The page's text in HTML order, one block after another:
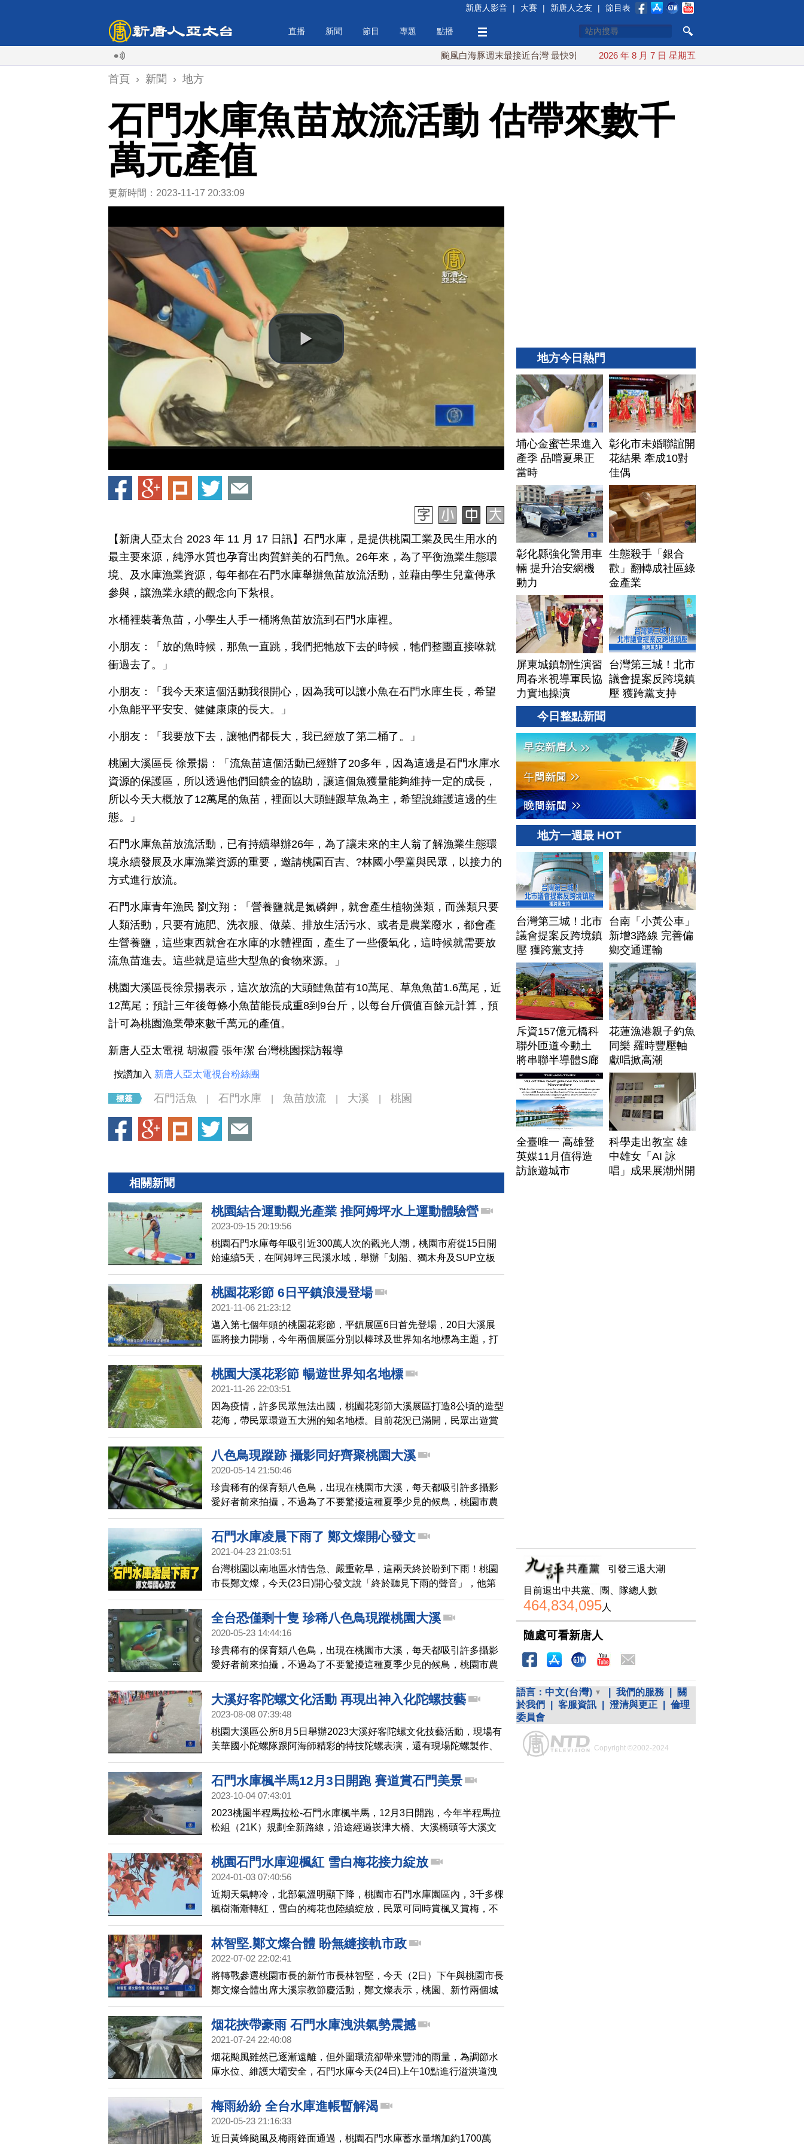
新唐人影音 | 大賽 | 新唐人之友 | 節目表
直播 新聞 節目 專題 點播
颱風白海豚週末最接近台灣 最快9日可能登陸中國 台灣漢光首結合城鎮演習 AIT連續發文讚「韌
2026 年 8 月 7 日 星期五
首頁 › 新聞 › 地方
石門水庫魚苗放流活動 估帶來數千
萬元產值
更新時間：2023-11-17 20:33:09
【新唐人亞太台 2023 年 11 月 17 日訊】石門水庫，是提供桃園工業及民生用水的
最主要來源，純淨水質也孕育出肉質鮮美的石門魚。26年來，為了平衡漁業生態環
境、及水庫漁業資源，每年都在石門水庫舉辦魚苗放流活動，並藉由學生兒童傳承
參與，讓漁業永續的觀念向下紮根。
水桶裡裝著魚苗，小學生人手一桶將魚苗放流到石門水庫裡。
小朋友：「放的魚時候，那魚一直跳，我們把牠放下去的時候，牠們整團直接咻就
衝過去了。」
小朋友：「我今天來這個活動我很開心，因為我可以讓小魚在石門水庫生長，希望
小魚能平平安安、健健康康的長大。」
小朋友：「我要放下去，讓牠們都長大，我已經放了第二桶了。」
桃園大溪區長 徐景揚：「流魚苗這個活動已經辦了20多年，因為這邊是石門水庫水
資源的保護區，所以透過他們回饋金的協助，讓這個魚獲量能夠維持一定的成長，
所以今天大概放了12萬尾的魚苗，裡面以大頭鰱跟草魚為主，希望說維護這邊的生
態。」
石門水庫魚苗放流活動，已有持續舉辦26年，為了讓未來的主人翁了解漁業生態環
境永續發展及水庫漁業資源的重要，邀請桃園百吉、?林國小學童與民眾，以接力的
方式進行放流。
石門水庫青年漁民 劉文翔：「營養鹽就是氮磷鉀，就會產生植物藻類，而藻類只要
人類活動，只要有施肥、洗衣服、做菜、排放生活污水、或者是農業廢水，都會產
生營養鹽，這些東西就會在水庫的水體裡面，產生了一些優氧化，這時候就需要放
流魚苗進去。這些就是這些大型魚的食物來源。」
桃園大溪區長徐景揚表示，這次放流的大頭鰱魚苗有10萬尾、草魚魚苗1.6萬尾，近
12萬尾；預計三年後每條小魚苗能長成重8到9台斤，以每台斤價值百餘元計算，預
計可為桃園漁業帶來數千萬元的產值。
新唐人亞太電視 胡淑霞 張年潔 台灣桃園採訪報導
按讚加入 新唐人亞太電視台粉絲團
石門活魚 石門水庫 魚苗放流 大溪 桃園
相關新聞
桃園結合運動觀光產業 推阿姆坪水上運動體驗營
2023-09-15 20:19:56
桃園石門水庫每年吸引近300萬人次的觀光人潮，桃園市府從15日開
始連續5天，在阿姆坪三民溪水域，舉辦「划船、獨木舟及SUP立板
划槳體驗營」，藉由體驗活動結合龍潭、大溪、石門周邊的觀光資
源，也讓民眾更瞭解正確的水域安全知識。
桃園花彩節 6日平鎮浪漫登場
2021-11-06 21:23:12
邁入第七個年頭的桃園花彩節，平鎮展區6日首先登場，20日大溪展
區將接力開場，今年兩個展區分別以棒球及世界知名地標為主題，打
造美麗繽紛的桃園花彩節。
桃園大溪花彩節 暢遊世界知名地標
2021-11-26 22:03:51
因為疫情，許多民眾無法出國，桃園花彩節大溪展區打造8公頃的造型
花海，帶民眾環遊五大洲的知名地標。目前花況已滿開，民眾出遊賞
花，可把握這個假日。
八色鳥現蹤跡 攝影同好齊聚桃園大溪
2020-05-14 21:50:46
珍貴稀有的保育類八色鳥，出現在桃園市大溪，每天都吸引許多攝影
愛好者前來拍攝，不過為了不要驚擾這種夏季少見的候鳥，桃園市農
業局在現場拉起封鎖線，連警方都到派員巡邏。農業局表示，騷擾八
色鳥，將依野生動物保育法移送法辦。
石門水庫凌晨下雨了 鄭文燦開心發文
2021-04-23 21:03:51
台灣桃園以南地區水情告急、嚴重乾旱，這兩天終於盼到下雨！桃園
市長鄭文燦，今天(23日)開心發文說「終於聽見下雨的聲音」，他第
一時間打電話給石門水庫集水區的同仁關心。鄭文燦說，桃園水情仍
然嚴峻，請大家要持續省水、珍惜水資源。
全台恐僅剩十隻 珍稀八色鳥現蹤桃園大溪
2020-05-23 14:44:16
珍貴稀有的保育類八色鳥，出現在桃園市大溪，每天都吸引許多攝影
愛好者前來拍攝，不過為了不要驚擾這種夏季少見的候鳥，桃園市農
業局在現場拉起封鎖線，連警方都到派員巡邏。農業局表示，騷擾八
色鳥，將依野生動物保育法移送法辦。
大溪好客陀螺文化活動 再現出神入化陀螺技藝
2023-08-08 07:39:48
桃園大溪區公所8月5日舉辦2023大溪好客陀螺文化技藝活動，現場有
美華國小陀螺隊跟阿海師精彩的特技陀螺表演，還有現場陀螺製作、
緊張刺激的陀螺比賽及彩繪活動，讓許多遊客玩得不亦樂乎，也更認
識陀螺這項傳統文化技藝。
石門水庫楓半馬12月3日開跑 賽道賞石門美景
2023-10-04 07:43:01
2023桃園半程馬拉松-石門水庫楓半馬，12月3日開跑，今年半程馬拉
松組（21K）規劃全新路線，沿途經過崁津大橋、大溪橋頭等大溪文
化美景，路線平緩舒適，適合喜愛挑戰紀錄的跑者報名參加。3日記者
會上更邀請樂天女孩林穎樂站台，分享平常跑步運動經驗。
桃園石門水庫迎楓紅 雪白梅花接力綻放
2024-01-03 07:40:56
近期天氣轉冷，北部氣溫明顯下降，桃園市石門水庫園區內，3千多棵
楓樹漸漸轉紅，雪白的梅花也陸續綻放，民眾可同時賞楓又賞梅，不
妨利用週末假日走訪一趟。
林智堅.鄭文燦合體 盼無縫接軌市政
2022-07-02 22:02:41
將轉戰參選桃園市長的新竹市長林智堅，今天（2日）下午與桃園市長
鄭文燦合體出席大溪宗教節慶活動，鄭文燦表示，桃園、新竹兩個城
市有共同的DNA、共同的語言、共同的治理經驗，可以共創雙贏。林
志堅則被媒體問到，之前透露赴美之事，他澄清是在專訪中說的，但
卻因疫情而停止計畫。
烟花挾帶豪雨 石門水庫洩洪氣勢震撼
2021-07-24 22:40:08
烟花颱風雖然已逐漸遠離，但外圍環流卻帶來豐沛的雨量，為調節水
庫水位、維護大壩安全，石門水庫今天(24日)上午10點進行溢洪道洩
洪，吸引不少民眾駐足圍觀，紛紛拿出手機、相機捕捉這難得的畫
面！
梅雨紛紛 全台水庫進帳暫解渴
2020-05-23 21:16:33
近日黃蜂颱風及梅雨鋒面通過，桃園石門水庫蓄水量增加約1700萬
地方今日熱門
埔心金蜜芒果進入
產季 品嚐夏果正
當時
彰化市未婚聯誼開
花結果 牽成10對
佳偶
彰化縣強化警用車
輛 提升治安網機
動力
生態殺手「銀合
歡」翻轉成社區綠
金產業
屏東城鎮韌性演習
周春米視導軍民協
力實地操演
台灣第三城！北市
議會提案反跨境鎮
壓 獲跨黨支持
今日整點新聞
地方一週最 HOT
台灣第三城！北市
議會提案反跨境鎮
壓 獲跨黨支持
台南「小黃公車」
新增3路線 完善偏
鄉交通運輸
斥資157億元橋科
聯外匝道今動土
將串聯半導體S廊
帶
花蓮漁港親子釣魚
同樂 羅時豐壓軸
獻唱掀高潮
全臺唯一 高雄登
英媒11月值得造
訪旅遊城市
科學走出教室 雄
中雄女「AI 詠
唱」成果展潮州開
引發三退大潮
目前退出中共黨、團、隊總人數
464,834,095人
隨處可看新唐人
語言： 中文(台灣) 我們的服務
關
於我們
客服資訊 澄清與更正
倫理
委員會
Copyright ©2002-2024